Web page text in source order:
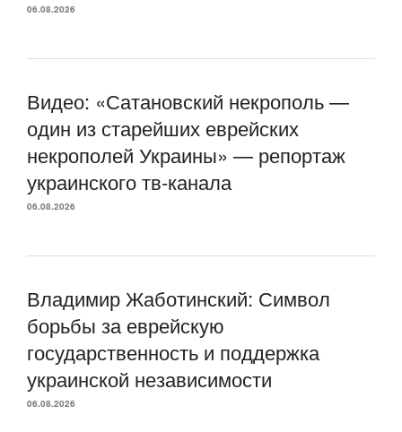
06.08.2026
Видео: «Сатановский некрополь —
один из старейших еврейских
некрополей Украины» — репортаж
украинского тв-канала
06.08.2026
Владимир Жаботинский: Символ
борьбы за еврейскую
государственность и поддержка
украинской независимости
06.08.2026